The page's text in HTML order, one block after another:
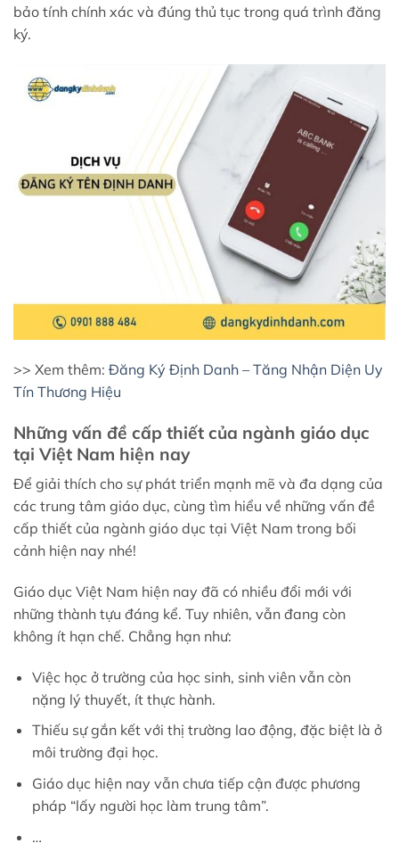
bảo tính chính xác và đúng thủ tục trong quá trình đăng
ký.
>> Xem thêm: Đăng Ký Định Danh – Tăng Nhận Diện Uy
Tín Thương Hiệu
Những vấn đề cấp thiết của ngành giáo dục
tại Việt Nam hiện nay
Để giải thích cho sự phát triển mạnh mẽ và đa dạng của
các trung tâm giáo dục, cùng tìm hiểu về những vấn đề
cấp thiết của ngành giáo dục tại Việt Nam trong bối
cảnh hiện nay nhé!
Giáo dục Việt Nam hiện nay đã có nhiều đổi mới với
những thành tựu đáng kể. Tuy nhiên, vẫn đang còn
không ít hạn chế. Chẳng hạn như:
Việc học ở trường của học sinh, sinh viên vẫn còn
nặng lý thuyết, ít thực hành.
Thiếu sự gắn kết với thị trường lao động, đặc biệt là ở
môi trường đại học.
Giáo dục hiện nay vẫn chưa tiếp cận được phương
pháp “lấy người học làm trung tâm”.
…